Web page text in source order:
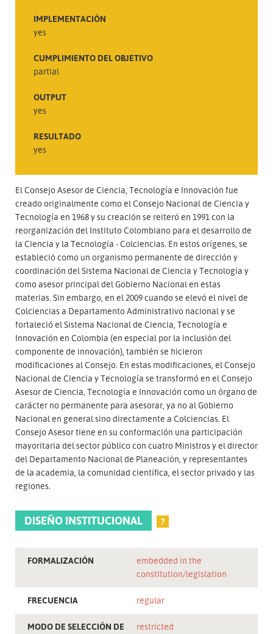
IMPLEMENTACIÓN
yes
CUMPLIMIENTO DEL OBJETIVO
partial
OUTPUT
yes
RESULTADO
yes
El Consejo Asesor de Ciencia, Tecnología e Innovación fue
creado originalmente como el Consejo Nacional de Ciencia y
Tecnología en 1968 y su creación se reiteró en 1991 con la
reorganización del Instituto Colombiano para el desarrollo de
la Ciencia y la Tecnología - Colciencias. En estos orígenes, se
estableció como un organismo permanente de dirección y
coordinación del Sistema Nacional de Ciencia y Tecnología y
como asesor principal del Gobierno Nacional en estas
materias. Sin embargo, en el 2009 cuando se elevó el nivel de
Colciencias a Departamento Administrativo nacional y se
fortaleció el Sistema Nacional de Ciencia, Tecnología e
Innovación en Colombia (en especial por la inclusión del
componente de innovación), también se hicieron
modificaciones al Consejo. En estas modificaciones, el Consejo
Nacional de Ciencia y Tecnología se transformó en el Consejo
Asesor de Ciencia, Tecnología e Innovación como un órgano de
carácter no permanente para asesorar, ya no al Gobierno
Nacional en general sino directamente a Colciencias. El
Consejo Asesor tiene en su conformación una participación
mayoritaria del sector público con cuatro Ministros y el director
del Departamento Nacional de Planeación, y representantes
de la academia, la comunidad científica, el sector privado y las
regiones.
DISEÑO INSTITUCIONAL ?
FORMALIZACIÓN
embedded in the
constitution/legislation
FRECUENCIA regular
MODO DE SELECCIÓN DE
restricted